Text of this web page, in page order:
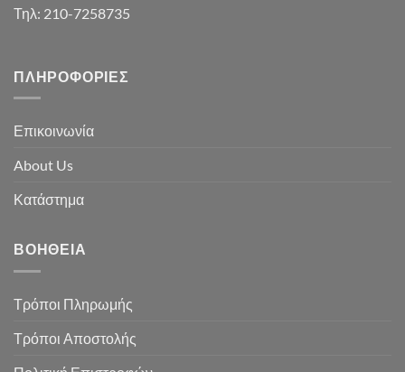
Τηλ: 210-7258735
ΠΛΗΡΟΦΟΡΊΕΣ
Επικοινωνία
About Us
Κατάστημα
ΒΟΉΘΕΙΑ
Τρόποι Πληρωμής
Τρόποι Αποστολής